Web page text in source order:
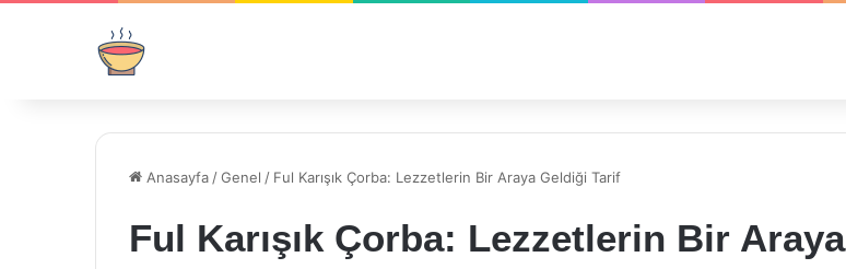
Anasayfa /Genel / Ful Karışık Çorba: Lezzetlerin Bir Araya Geldiği Tarif
Ful Karışık Çorba: Lezzetlerin Bir Araya